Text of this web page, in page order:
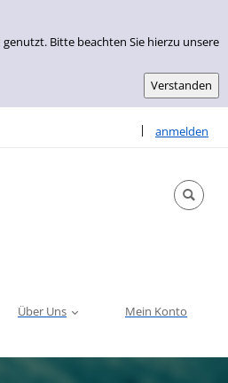
Bitte beachten Sie hierzu unsere
| anmelden
Sprache
Über Uns Mein Konto